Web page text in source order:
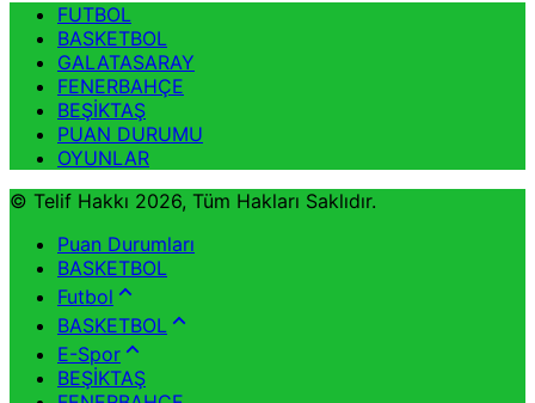
FUTBOL
BASKETBOL
GALATASARAY
FENERBAHÇE
BEŞİKTAŞ
PUAN DURUMU
OYUNLAR
© Telif Hakkı 2026, Tüm Hakları Saklıdır.
Puan Durumları
BASKETBOL
Futbol
BASKETBOL
E-Spor
BEŞİKTAŞ